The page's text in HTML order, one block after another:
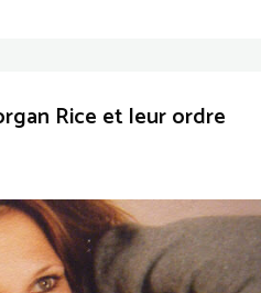
Rice et leur ordre